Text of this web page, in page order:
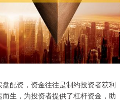
配资，资金往往是制约投资者获利
生，为投资者提供了杠杆资金，助